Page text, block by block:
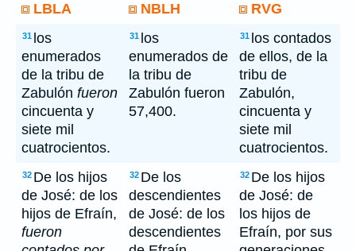
LBLA NBLH RVG
31 los
enumerados
de la tribu de
Zabulón fueron
cincuenta y
siete mil
cuatrocientos.
31 los
enumerados de
la tribu de
Zabulón fueron
57,400.
31 los contados
de ellos, de la
tribu de
Zabulón,
cincuenta y
siete mil
cuatrocientos.
32 De los hijos
de José: de los
hijos de Efraín,
fueron
32 De los
descendientes
de José: de los
descendientes
32 De los hijos
de José: de
los hijos de
Efraín, por sus